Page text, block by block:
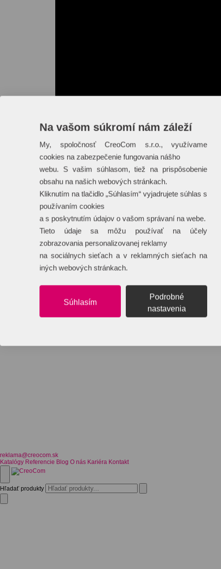
reklama@creocom.sk
Katalógy Referencie Blog O nás Kariéra Kontakt
Hľadať produkty
Na vašom súkromí nám záleží
My, spoločnosť CreoCom s.r.o., využívame
cookies na zabezpečenie fungovania nášho
webu. S vašim súhlasom, tiež na prispôsobenie
obsahu na našich webových stránkach.
Kliknutím na tlačidlo „Súhlasím“ vyjadrujete súhlas s
používaním cookies
a s poskytnutím údajov o vašom správaní na webe.
Tieto údaje sa môžu používať na účely
zobrazovania personalizovanej reklamy
na sociálnych sieťach a v reklamných sieťach na
iných webových stránkach.
Súhlasím
Podrobné
nastavenia